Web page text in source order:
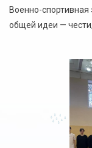
Военно-
общей идеи —